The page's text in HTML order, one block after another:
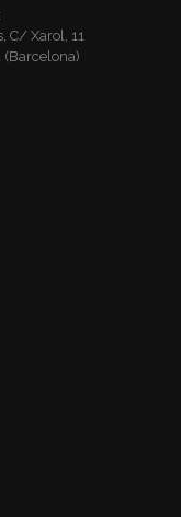
C/ Xarol, 11
(Barcelona)